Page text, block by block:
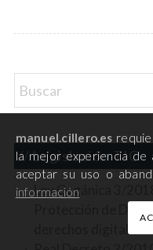
Legislación TIC
Ley Orgánica 3/
derechos digitales
manuel.cillero.es
la mejor experiencia de
aceptar su uso o
información